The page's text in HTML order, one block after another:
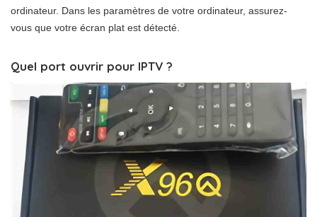
ordinateur. Dans les paramètres de votre ordinateur, assurez-
vous que votre écran plat est détecté.
Quel port ouvrir pour IPTV ?